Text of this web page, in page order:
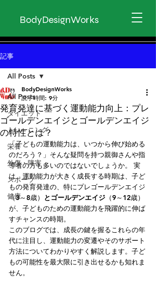
BodyDesignWorks
記事
All Posts
ダイエット
トレーニング
栄養
外傷・障害
スポーツ
健康
All Posts
発育発達に基づく運動能力向上：プレ
ゴールデンエイジとゴールデンエイジ
の特性とは？
BodyDesignWorks
読了時間: 9分
「子どもの運動能力は、いつから伸び始める
のだろう？」そんな疑問を持つ親御さんや指
導者の方も多いのではないでしょうか。 実
は、運動能力が大きく成長する時期は、子ど
もの発育発達の、特にプレゴールデンエイジ
（3～8歳）
とゴールデンエイジ （9～12歳）
が、子どものための運動能力を飛躍的に伸ば
すチャンスの時期。
このブログでは、成長の鍵を握るこれらの年
代に注目し、運動能力の変遷やそのサポート
方法についてわかりやすく解説します。子ど
もの可能性を最大限に引き出せるかも知れま
せん。